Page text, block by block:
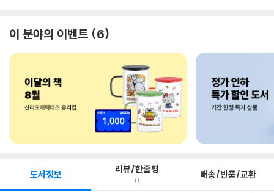
이 분야의 이벤트 6
도서정보 리뷰/한줄평
0 배송/반품/교환